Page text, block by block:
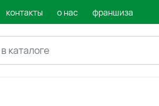
контакты о нас франшиза